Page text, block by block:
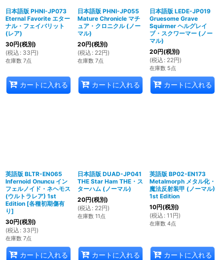
日本語版 PHNI-JP073
Eternal Favorite エター
ナル・フェイバリット
(レア)
30円(税別)
(税込 : 33円)
在庫数 7点
カートに入れる
日本語版 PHNI-JP055
Mature Chronicle マチ
ュア・クロニクル (ノー
マル)
20円(税別)
(税込 : 22円)
在庫数 7点
カートに入れる
日本語版 LEDE-JP019
Gruesome Grave
Squirmer ヘルグレイ
ブ・スクワーマー (ノー
マル)
20円(税別)
(税込 : 22円)
在庫数 5点
カートに入れる
英語版 BLTR-EN065
Infernoid Onuncu イン
フェルノイド・ネヘモス
(ウルトラレア) 1st
Edition [各種初期傷有
り]
30円(税別)
(税込 : 33円)
在庫数 7点
カートに入れる
日本語版 DUAD-JP041
THE Star Ham THE・ス
ターハム (ノーマル)
20円(税別)
(税込 : 22円)
在庫数 11点
カートに入れる
英語版 BP02-EN173
Metalmorph メタル化・
魔法反射装甲 (ノーマル)
1st Edition
10円(税別)
(税込 : 11 円)
在庫数 4点
カートに入れる